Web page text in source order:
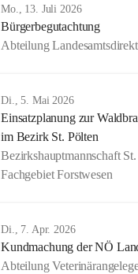
Mo., 13. Juli 2026
Bürgerbegutachtung
Abteilung
Di., 5. Mai 2026
Einsatzplanung zur
im Bezirk St. Pölten
Bezirkshauptmannschaft St.
Fachgebiet Forstwesen
Di., 7. Apr. 2026
Kundmachung der NÖ
Abteilung